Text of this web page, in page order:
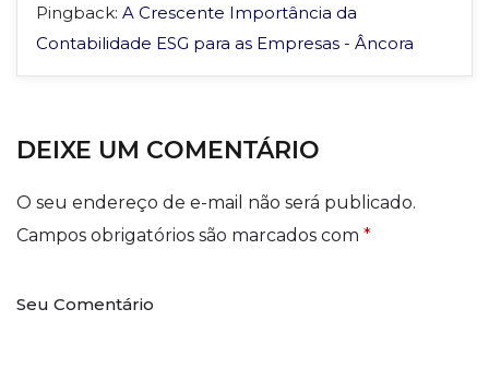
Pingback: A Crescente Importância da
Contabilidade ESG para as Empresas - Âncora
DEIXE UM COMENTÁRIO
O seu endereço de e-mail não será publicado.
Campos obrigatórios são marcados com *